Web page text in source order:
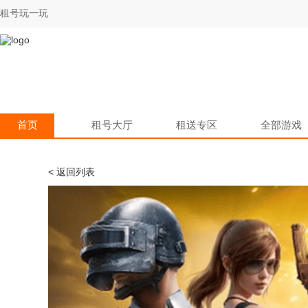
租号玩一玩
首页 租号大厅 租送专区 全部游戏
< 返回列表